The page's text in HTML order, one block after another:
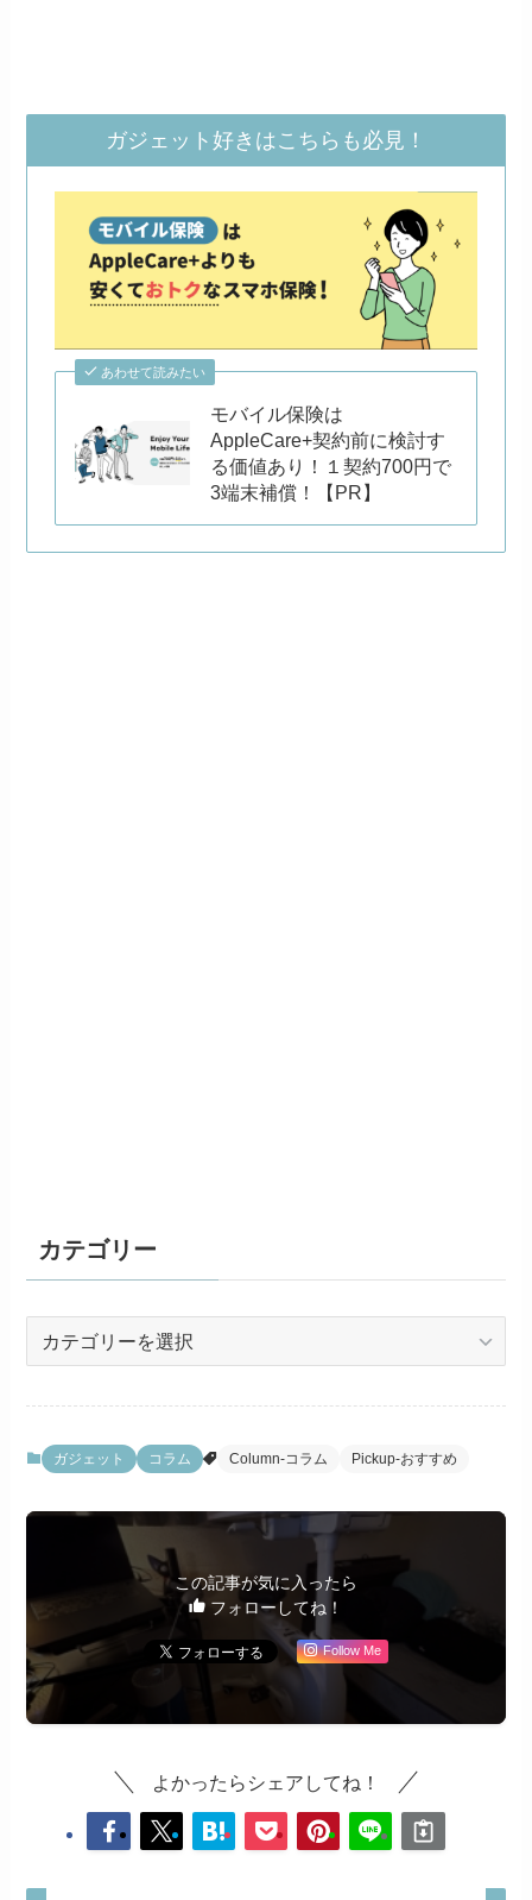
ガジェット好きはこちらも必見！
あわせて読みたい
モバイル保険は
AppleCare+契約前に検討す
る価値あり！１契約700円で
3端末補償！【PR】
カテゴリー
ー
ガジェット コラム Column-コラム Pickup-おすすめ
この記事が気に入ったら
フォローしてね！
Follow Me
よかったらシェアしてね！